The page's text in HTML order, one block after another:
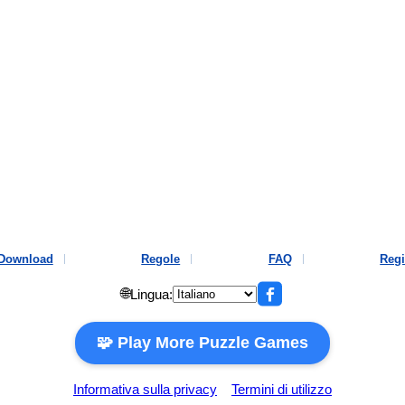
Download Regole FAQ
🌐Lingua:
🧩 Play More Puzzle Games
Informativa sulla privacy Termini di utilizzo